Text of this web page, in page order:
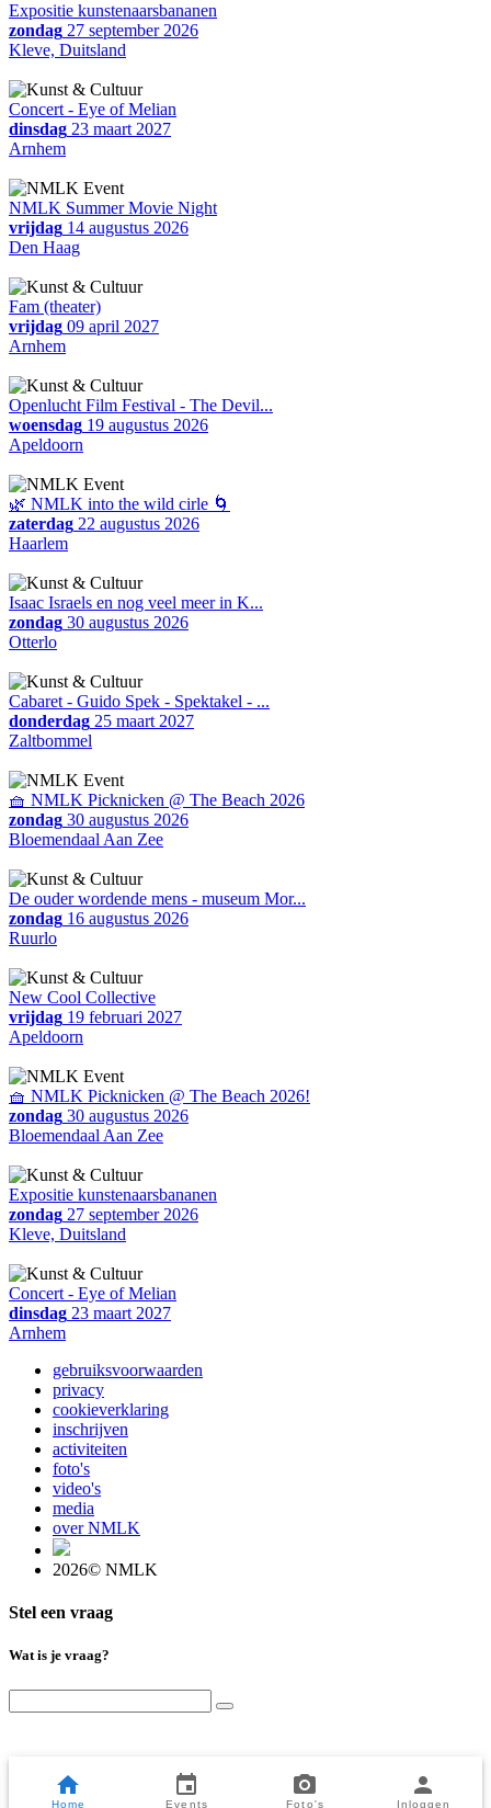
Expositie kunstenaarsbananen
zondag 27 september 2026
Kleve, Duitsland
Concert - Eye of Melian
dinsdag 23 maart 2027
Arnhem
NMLK Summer Movie Night
vrijdag 14 augustus 2026
Den Haag
Fam (theater)
vrijdag 09 april 2027
Arnhem
Openlucht Film Festival - The Devil...
woensdag 19 augustus 2026
Apeldoorn
🌿 NMLK into the wild cirle 🌀
zaterdag 22 augustus 2026
Haarlem
Isaac Israels en nog veel meer in K...
zondag 30 augustus 2026
Otterlo
Cabaret - Guido Spek - Spektakel - ...
donderdag 25 maart 2027
Zaltbommel
🧺 NMLK Picknicken @ The Beach 2026
zondag 30 augustus 2026
Bloemendaal Aan Zee
De ouder wordende mens - museum Mor...
zondag 16 augustus 2026
Ruurlo
New Cool Collective
vrijdag 19 februari 2027
Apeldoorn
🧺 NMLK Picknicken @ The Beach 2026!
zondag 30 augustus 2026
Bloemendaal Aan Zee
Expositie kunstenaarsbananen
zondag 27 september 2026
Kleve, Duitsland
Concert - Eye of Melian
dinsdag 23 maart 2027
Arnhem
gebruiksvoorwaarden
privacy
cookieverklaring
inschrijven
activiteiten
foto's
video's
media
over NMLK
2026© NMLK
Stel een vraag
Wat is je vraag?
Home Events Foto's Inloggen